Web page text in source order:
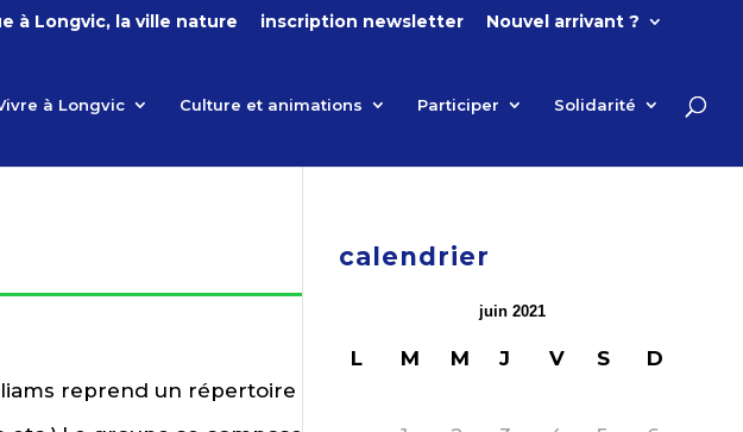
à Longvic, la ville nature inscription newsletter Nouvel arrivant ?
à Longvic Culture et animations Participer Solidarité
reprend un répertoire
calendrier
juin 2021
L M M J V S D